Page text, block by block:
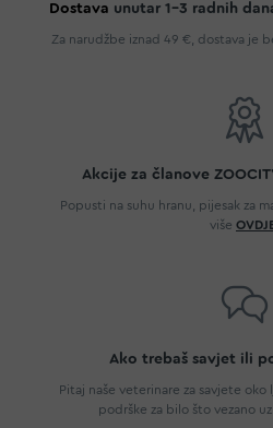
Dostava unutar 1-3 radnih
Za narudžbe iznad 49 €, dostava je
Akcije za članove
Popusti na suhu hranu, pijesak za
više
Ako trebaš savjet ili
Pitaj naše veterinare za savjete oko
podrške za bilo što vezano